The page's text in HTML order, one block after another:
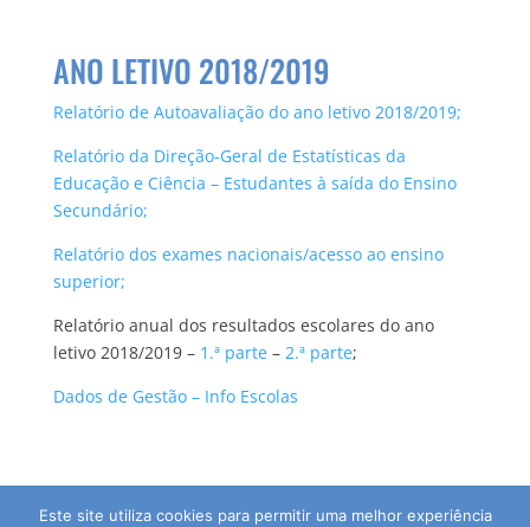
ANO LETIVO 2018/2019
Relatório de Autoavaliação do ano letivo 2018/2019;
Relatório da Direção-Geral de Estatísticas da
Educação e Ciência – Estudantes à saída do Ensino
Secundário;
Relatório dos exames nacionais/acesso ao ensino
superior;
Relatório anual dos resultados escolares do ano
letivo 2018/2019 – 1.ª parte– 2.ª parte;
Dados de Gestão – Info Escolas
Este site utiliza cookies para permitir uma melhor experiência